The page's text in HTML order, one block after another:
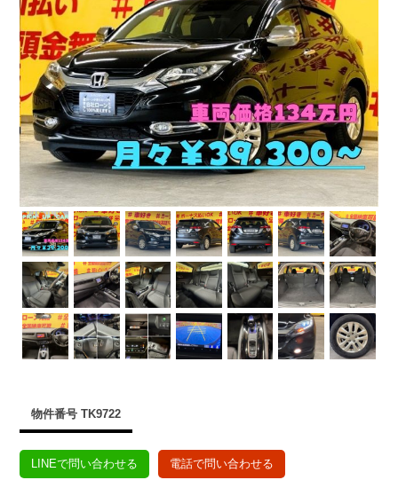
物件番号 TK9722
LINEで問い合わせる 電話で問い合わせる